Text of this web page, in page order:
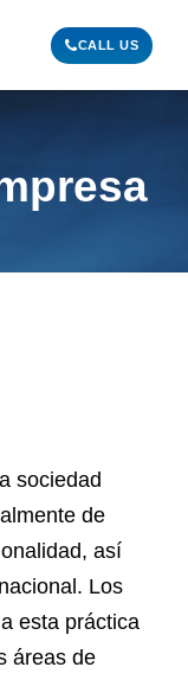
CALL US
sociedad
de
así
Los
esta práctica
áreas de